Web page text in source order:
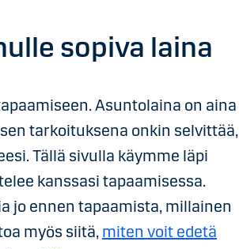
sopiva laina
Asuntolaina on aina
tarkoituksena onkin selvittää,
Tällä sivulla käymme läpi
kanssasi tapaamisessa.
jo ennen tapaamista, millainen
myös siitä, miten voit edetä